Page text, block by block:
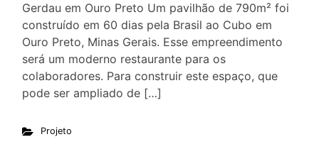
Gerdau em Ouro Preto Um pavilhão de 790m² foi
construído em 60 dias pela Brasil ao Cubo em
Ouro Preto, Minas Gerais. Esse empreendimento
será um moderno restaurante para os
colaboradores. Para construir este espaço, que
pode ser ampliado de […]
Projeto